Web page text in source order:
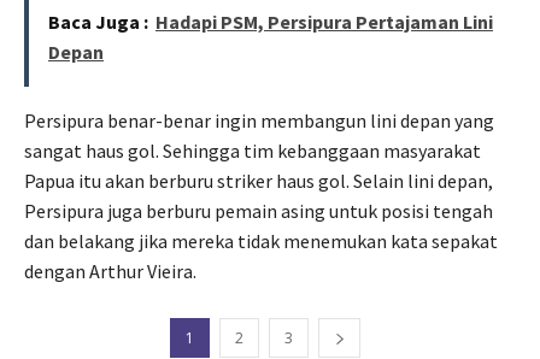
Baca Juga : Hadapi PSM, Persipura Pertajaman Lini
Depan
Persipura benar-benar ingin membangun lini depan yang
sangat haus gol. Sehingga tim kebanggaan masyarakat
Papua itu akan berburu striker haus gol. Selain lini depan,
Persipura juga berburu pemain asing untuk posisi tengah
dan belakang jika mereka tidak menemukan kata sepakat
dengan Arthur Vieira.
1 2 3